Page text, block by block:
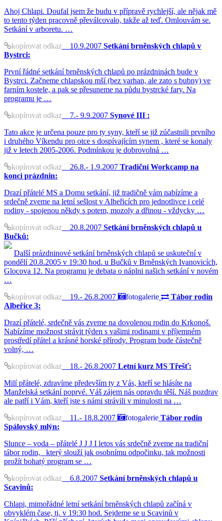
Ahoj Chlapi. Doufal jsem že budu v přípravě rychlejší, ale nějak mě
to tento týden pracovně převálcovalo, takže až teď. Omlouvám se.
Setkání v arboretu. …
kopírovat odkaz 10.9.2007 Setkání brněnských chlapů v
Bystrci:
První řádné setkání brněnských chlapů po prázdninách bude v
Bystrci. Začneme chlapskou mší (bez varhan, ale zato s bubny) ve
farním kostele, a pak se přesuneme na půdu bystrcké fary. Na
programu je …
kopírovat odkaz 7.- 9.9.2007 Synové III :
Tato akce je určena pouze pro ty syny, kteří se již zúčastnili prvního
i druhého Víkendu pro otce s dospívajícím synem , které se konaly
již v letech 2005-2006. Podmínkou je dobrovolná …
kopírovat odkaz 26.8.- 1.9.2007 Tradiční Workcamp na
konci prázdnin:
Drazí přátelé MS a Domu setkání, již tradičně vám nabízíme a
srdečně zveme na letní sešlost v Albeřicích pro jednotlivce i celé
rodiny - spojenou někdy s potem, mozoly a dřinou - vždycky …
kopírovat odkaz 20.8.2007 Setkání brněnských chlapů u
Bučků:
Další prázdninové setkání brněnských chlapů se uskuteční v
pondělí 20.8.2005 v 19:30 hod. u Bučků v Brněnských Ivanovicích,
Glocova 12. Na programu je debata o náplni našich setkání v novém
…
kopírovat odkaz 19.- 26.8.2007 fotogalerie
Tábor rodin
Albeřice 3:
Drazí přátelé, srdečně vás zveme na dovolenou rodin do Krkonoš.
Nabízíme možnost strávit týden s vašimi rodinami v příjemném
prostředí přátel a krásné horské přírody. Program bude částečně
volný, …
kopírovat odkaz 18.- 26.8.2007 Letní kurz MS Třešť:
Milí přátelé, zdravíme především ty z Vás, kteří se hlásíte na
Manželská setkání poprvé. Váš zájem nás opravdu těší. Náš pozdrav
ale patří i Vám, kteří jste s námi strávili v minulosti na …
kopírovat odkaz 11.- 18.8.2007 fotogalerie Tábor rodin
Spálovský mlýn:
Slunce – voda – přátelé J J J I letos vás srdečně zveme na tradiční
tábor rodin, který slouží jak osobnímu odpočinku, tak možnosti
prožít bohatý program se …
kopírovat odkaz 6.8.2007 Setkání brněnských chlapů u
Scavinů:
Chlapi, mimořádné letní setkání brněnských chlapů začíná v
obvyklém čase, tj. v 19:30 hod. Sejdeme se u Scavinů v